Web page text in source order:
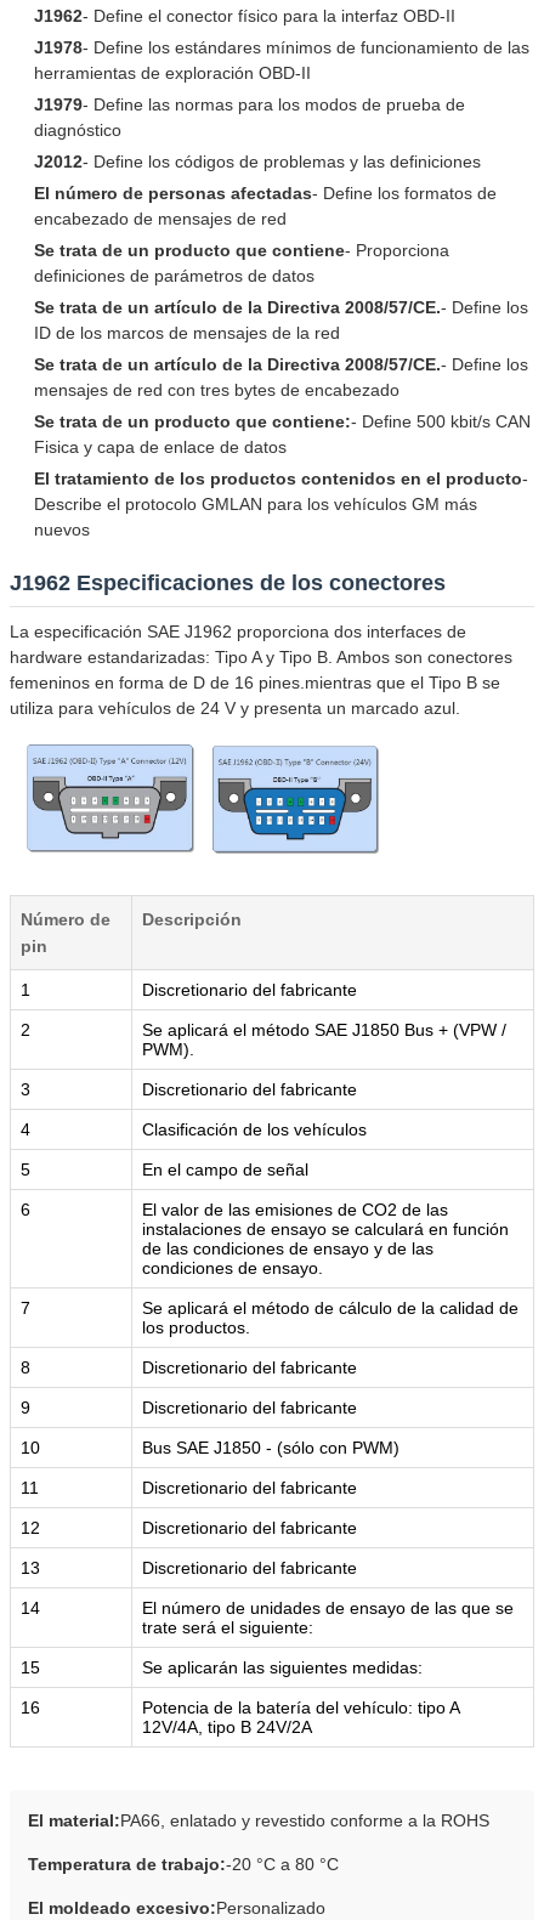
J1962- Define el conector físico para la interfaz OBD-II
J1978- Define los estándares mínimos de funcionamiento de las
herramientas de exploración OBD-II
J1979- Define las normas para los modos de prueba de
diagnóstico
J2012- Define los códigos de problemas y las definiciones
El número de personas afectadas- Define los formatos de
encabezado de mensajes de red
Se trata de un producto que contiene- Proporciona
definiciones de parámetros de datos
Se trata de un artículo de la Directiva 2008/57/CE.- Define los
ID de los marcos de mensajes de la red
Se trata de un artículo de la Directiva 2008/57/CE.- Define los
mensajes de red con tres bytes de encabezado
Se trata de un producto que contiene:- Define 500 kbit/s CAN
Fisica y capa de enlace de datos
El tratamiento de los productos contenidos en el producto-
Describe el protocolo GMLAN para los vehículos GM más
nuevos
J1962 Especificaciones de los conectores
La especificación SAE J1962 proporciona dos interfaces de
hardware estandarizadas: Tipo A y Tipo B. Ambos son conectores
femeninos en forma de D de 16 pines.mientras que el Tipo B se
utiliza para vehículos de 24 V y presenta un marcado azul.
Número de
pin
Descripción
1 Discretionario del fabricante
2
Se aplicará el método SAE J1850 Bus + (VPW /
PWM).
3 Discretionario del fabricante
4 Clasificación de los vehículos
5 En el campo de señal
6
El valor de las emisiones de CO2 de las
instalaciones de ensayo se calculará en función
de las condiciones de ensayo y de las
condiciones de ensayo.
7
Se aplicará el método de cálculo de la calidad de
los productos.
8 Discretionario del fabricante
9 Discretionario del fabricante
10 Bus SAE J1850 - (sólo con PWM)
11 Discretionario del fabricante
12 Discretionario del fabricante
13 Discretionario del fabricante
14
El número de unidades de ensayo de las que se
trate será el siguiente:
15 Se aplicarán las siguientes medidas:
16
Potencia de la batería del vehículo: tipo A
12V/4A, tipo B 24V/2A
El material:PA66, enlatado y revestido conforme a la ROHS
Temperatura de trabajo:-20 °C a 80 °C
El moldeado excesivo:Personalizado